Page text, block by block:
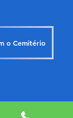
o Cemitério